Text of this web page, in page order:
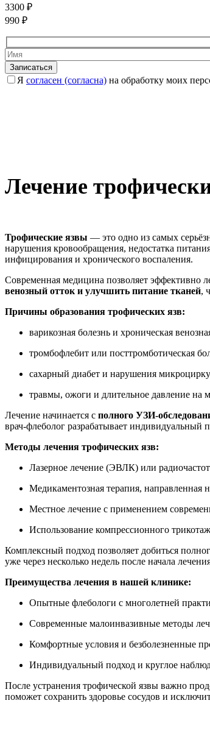
3300 ₽
990 ₽
Я согласен (согласна) на обработку моих
Лечение
Трофические язвы — это одно из самых
нарушения кровообращения, недостатка
инфицирования и хронического воспаления.
Современная медицина позволяет эффективно
венозный отток и улучшить питание тканей,
Причины образования трофических язв:
варикозная болезнь и хроническая
тромбофлебит или посттромботическая
сахарный диабет и нарушения
травмы, ожоги и длительное давление на
Лечение начинается с полного УЗИ-
врач-флеболог разрабатывает индивидуальный
Методы лечения трофических язв:
Лазерное лечение (ЭВЛК) или
Медикаментозная терапия, направленная
Местное лечение с применением
Использование компрессионного
Комплексный подход позволяет добиться
уже через несколько недель после начала
Преимущества лечения в нашей клинике:
Опытные флебологи с многолетней
Современные малоинвазивные методы
Комфортные условия и безболезненные
Индивидуальный подход и круглое
После устранения трофической язвы важно
поможет сохранить здоровье сосудов и